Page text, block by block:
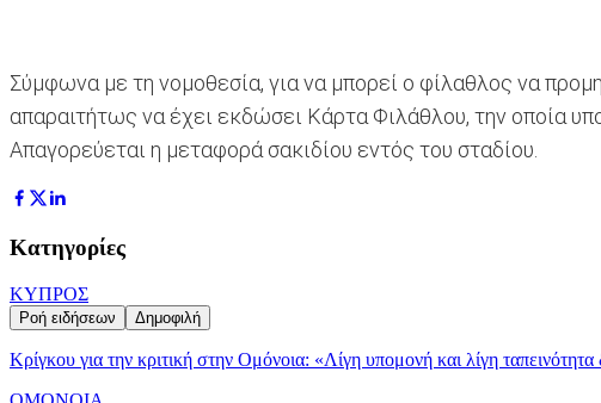
Σύμφωνα με τη νομοθεσία, για να μπορεί ο φίλαθλος να
απαραιτήτως να έχει εκδώσει Κάρτα Φιλάθλου, την οποία
Απαγορεύεται η μεταφορά σακιδίου εντός του σταδίου.
Κατηγορίες
ΚΥΠΡΟΣ
Ροή ειδήσεων Δημοφιλή
Κρίγκου για την κριτική στην Ομόνοια: «Λίγη υπομονή και λίγη